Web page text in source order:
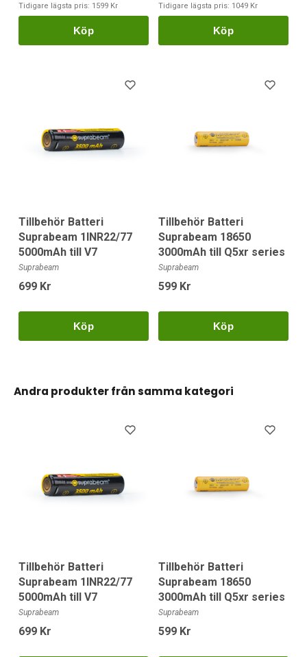
Tidigare lägsta pris: 1599 Kr
Köp
Tidigare lägsta pris: 1049 Kr
Köp
Tillbehör Batteri
Suprabeam 1INR22/77
5000mAh till V7
Suprabeam
699 Kr
Köp
Tillbehör Batteri
Suprabeam 18650
3000mAh till Q5xr series
Suprabeam
599 Kr
Köp
Andra produkter från samma kategori
Tillbehör Batteri
Suprabeam 1INR22/77
5000mAh till V7
Suprabeam
699 Kr
Tillbehör Batteri
Suprabeam 18650
3000mAh till Q5xr series
Suprabeam
599 Kr